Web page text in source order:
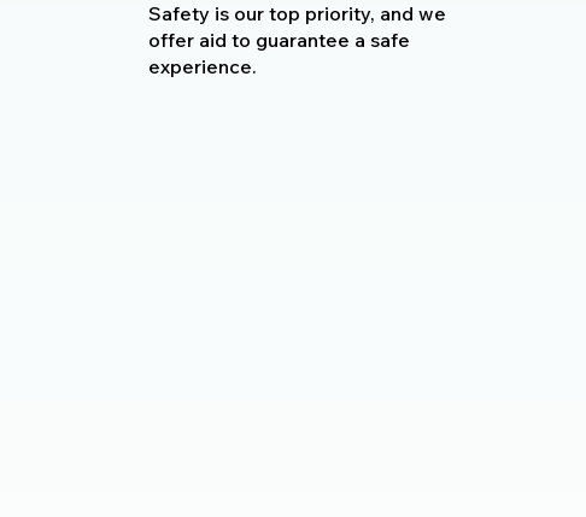
Safety is our top priority, and we
offer aid to guarantee a safe
experience.